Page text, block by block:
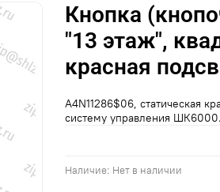
Наличие: Нет в наличии
Кнопка
"13 этаж",
красная
A4N11286$06, статическая
систему управления ШК6000.